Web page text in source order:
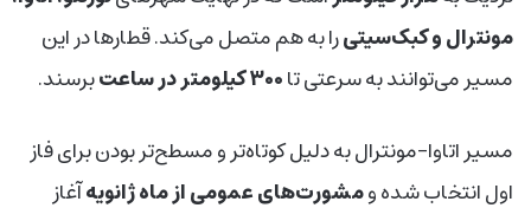
مونترال و کبک‌سیتیرا به هم متصل می‌کند. قطارها در این
مسیر می‌توانند به سرعتی تا۳۰۰ کیلومتر در ساعت برسند.
مسیر اتاوا–مونترال به دلیل کوتاه‌تر و مسطح‌تر بودن برای فاز
اول انتخاب شده ومشورت‌های عمومی از ماه ژانویهآغاز